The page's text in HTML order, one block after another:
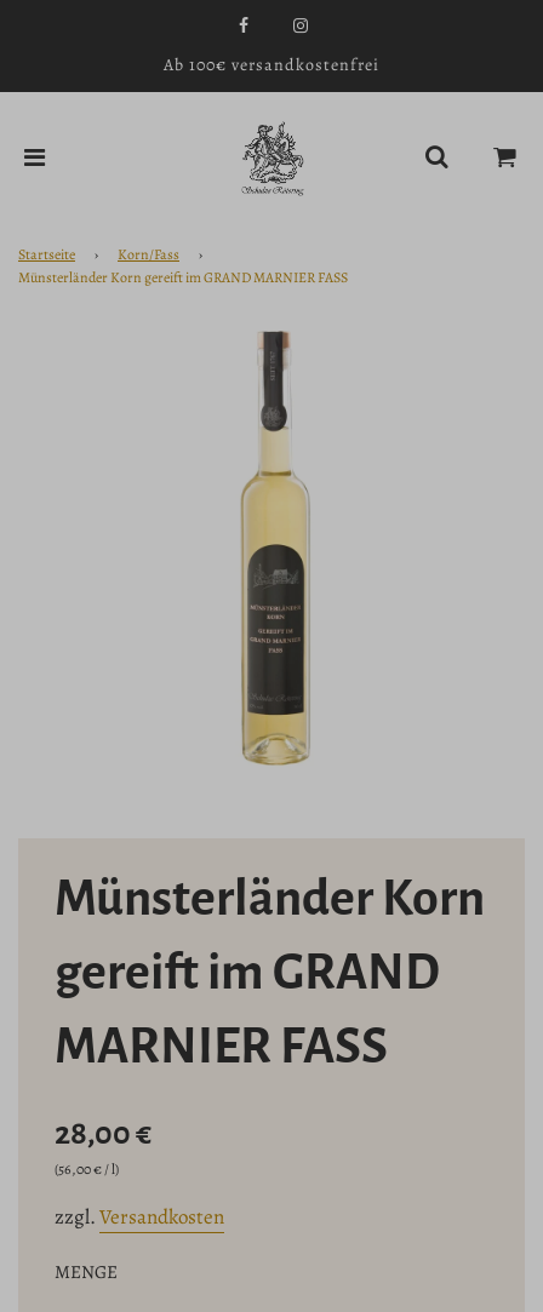
Ab 100€ versandkostenfrei
Startseite › Korn/Fass
›
Münsterländer Korn gereift im GRAND MARNIER FASS
Münsterländer Korn
gereift im GRAND
MARNIER FASS
Sonderpreis
Normaler
Preis
28,00 €
(56,00 €/l)
zzgl.Versandkosten
MENGE